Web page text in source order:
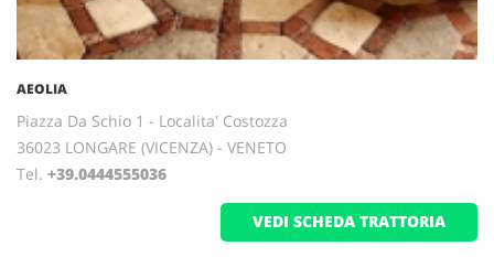
AEOLIA
Piazza Da Schio 1 - Localita' Costozza
36023 LONGARE (VICENZA) - VENETO
Tel. +39.0444555036
VEDI SCHEDA TRATTORIA